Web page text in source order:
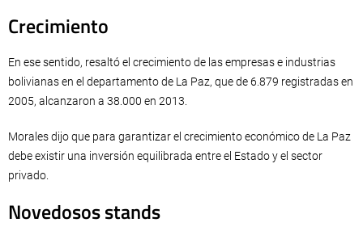
Crecimiento
En ese sentido, resaltó el crecimiento de las empresas e industrias
bolivianas en el departamento de La Paz, que de 6.879 registradas en
2005, alcanzaron a 38.000 en 2013.
Morales dijo que para garantizar el crecimiento económico de La Paz
debe existir una inversión equilibrada entre el Estado y el sector
privado.
Novedosos stands